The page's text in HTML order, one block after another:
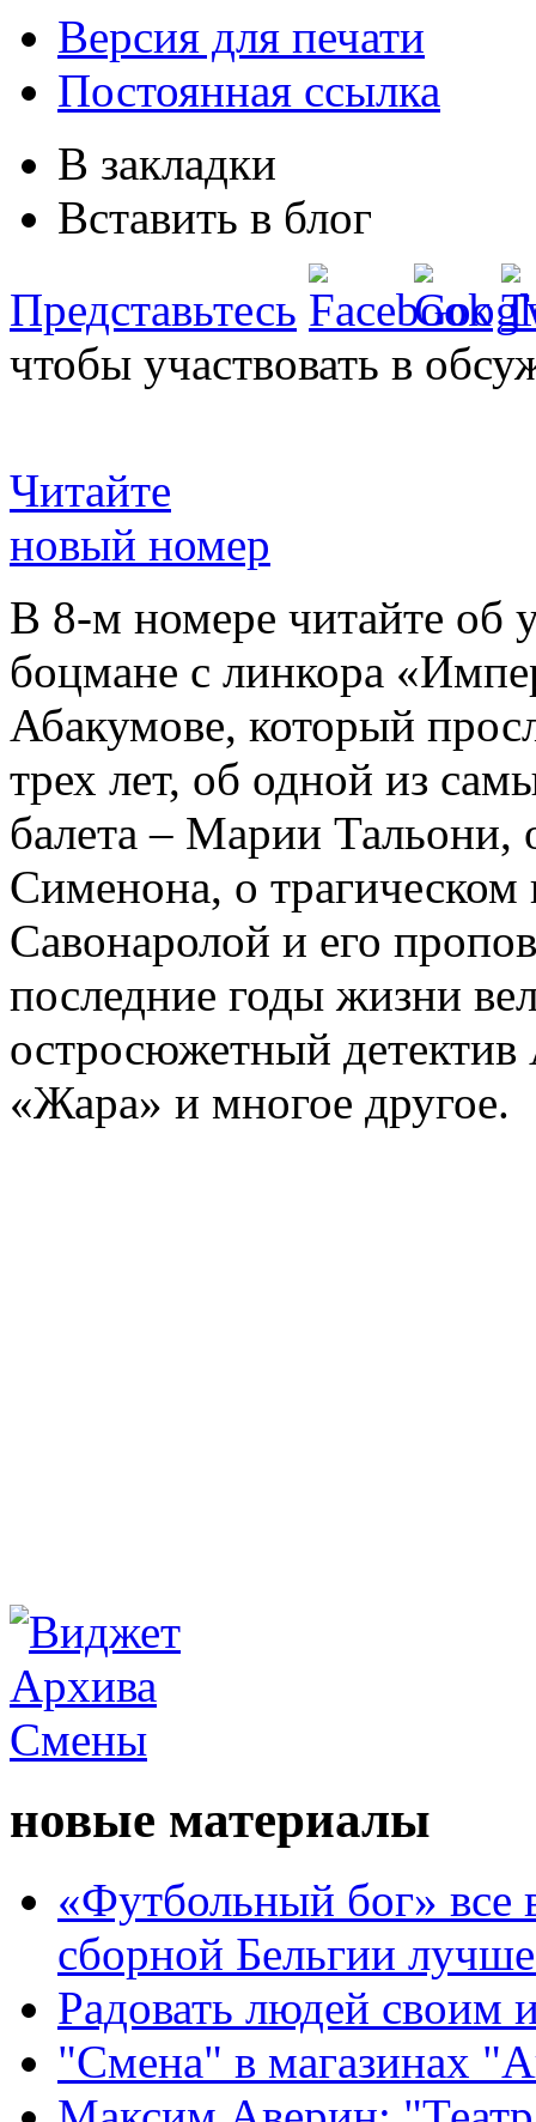
Версия для печати
Постоянная ссылка
В закладки
Вставить в блог
Представьтесь
чтобы участвовать в
Читайте
новый номер
В 8-м номере читайте об
боцмане с линкора
Абакумове, который
трех лет, об одной из
балета – Марии
Сименона, о трагическом
Савонаролой и его
последние годы жизни
остросюжетный детектив
«Жара» и многое другое.
новые материалы
«Футбольный бог» все
сборной Бельгии
Радовать людей своим
"Смена" в магазинах